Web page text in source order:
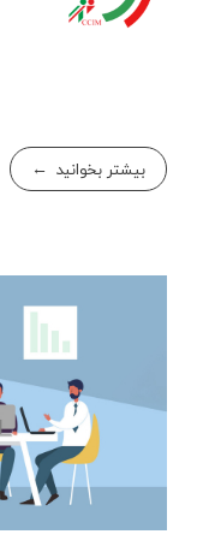
بیشتر بخوانید